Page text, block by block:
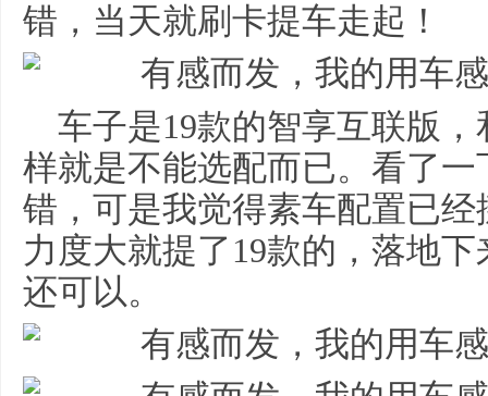
错，当天就刷卡提车走起！
车子是19款的智享互联版
样就是不能选配而已。看了
错，可是我觉得素车配置已
力度大就提了19款的，落地
还可以。